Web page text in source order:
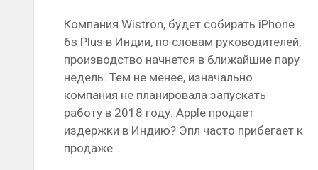
Компания Wistron, будет собирать iPhone
6s Plus в Индии, по словам руководителей,
производство начнется в ближайшие пару
недель. Тем не менее, изначально
компания не планировала запускать
работу в 2018 году. Apple продает
издержки в Индию? Эпл часто прибегает к
продаже…